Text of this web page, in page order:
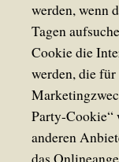
werden, wenn
Tagen
Cookie die
werden, die
Party-Cookie“
anderen